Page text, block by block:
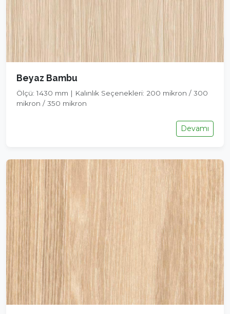
Beyaz Bambu
Ölçü: 1430 mm | Kalınlık Seçenekleri: 200 mikron / 300
mikron / 350 mikron
Devamı